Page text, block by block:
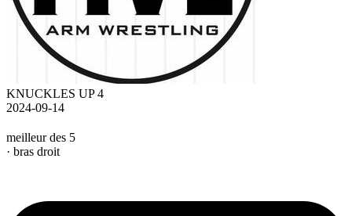
KNUCKLES UP 4
2024-09-14
meilleur des 5
· bras droit